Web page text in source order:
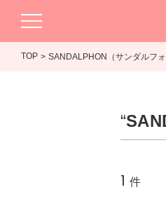
TOP SANDALPHON（サンダルフォ
“
1 件